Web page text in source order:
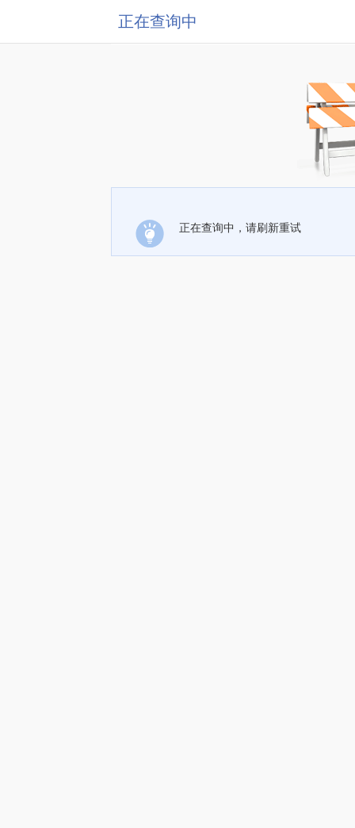
正在查询中
正在查询中，请刷新重试